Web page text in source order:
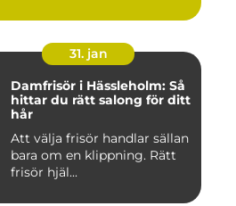
31. jan
Damfrisör i Hässleholm: Så
hittar du rätt salong för ditt
hår
Att välja frisör handlar sällan
bara om en klippning. Rätt
frisör hjäl...